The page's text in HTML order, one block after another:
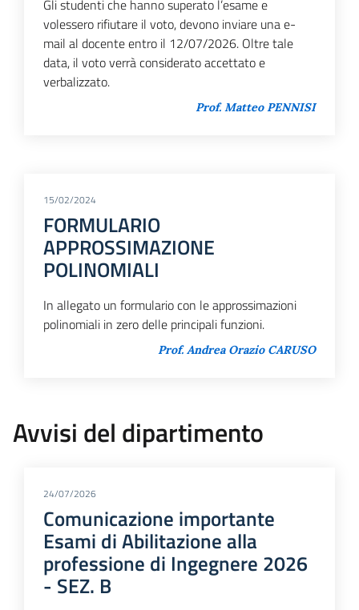
Gli studenti che hanno superato l’esame e
volessero rifiutare il voto, devono inviare una e-
mail al docente entro il 12/07/2026. Oltre tale
data, il voto verrà considerato accettato e
verbalizzato.
Prof. Matteo PENNISI
15/02/2024
FORMULARIO
APPROSSIMAZIONE
POLINOMIALI
In allegato un formulario con le approssimazioni
polinomiali in zero delle principali funzioni.
Prof. Andrea Orazio CARUSO
Avvisi del dipartimento
24/07/2026
Comunicazione importante
Esami di Abilitazione alla
professione di Ingegnere 2026
- SEZ. B